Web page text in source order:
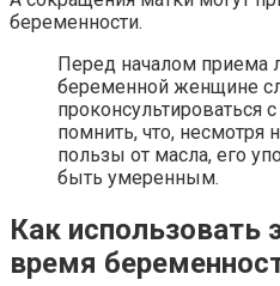
беременности.
Перед началом приема
беременной женщине
проконсультироваться
помнить, что, несмотря
пользы от масла, его
быть умеренным.
Как использовать
время